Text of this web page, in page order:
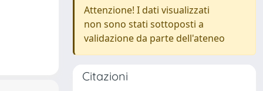
Attenzione! I dati visualizzati
non sono stati sottoposti a
validazione da parte dell'ateneo
Citazioni